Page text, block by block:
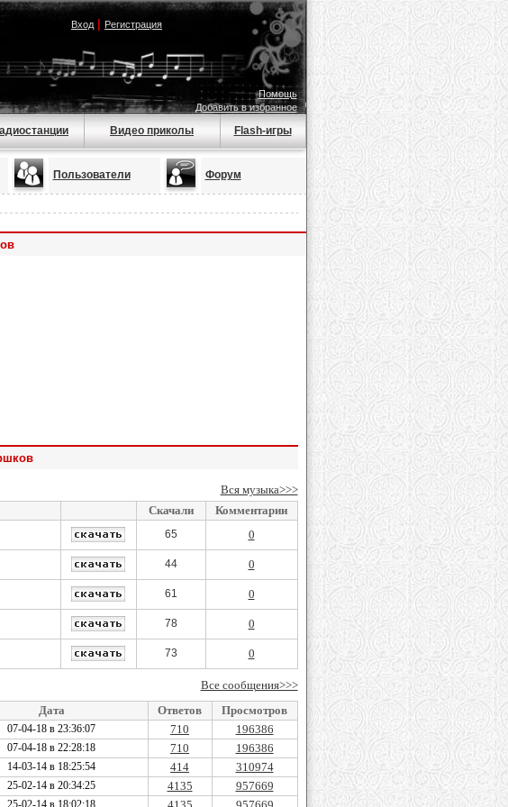
Вход| Регистрация
Помощь
Добавить в избранное
Видео приколы Flash-игры
Пользователи Форум
Вся музыка>>>
Скачали
Комментарии
65 0
44 0
61 0
78 0
73 0
Все сообщения>>>
Дата Ответов Просмотров
07-04-18 в 23:36:07 710 196386
07-04-18 в 22:28:18 710 196386
14-03-14 в 18:25:54 414 310974
25-02-14 в 20:34:25 4135 957669
25-02-14 в 18:02:18